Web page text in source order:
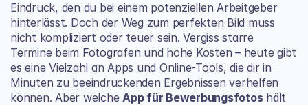
Eindruck, den du bei einem potenziellen Arbeitgeber
hinterlässt. Doch der Weg zum perfekten Bild muss
nicht kompliziert oder teuer sein. Vergiss starre
Termine beim Fotografen und hohe Kosten – heute gibt
es eine Vielzahl an Apps und Online-Tools, die dir in
Minuten zu beeindruckenden Ergebnissen verhelfen
können. Aber welche App für Bewerbungsfotos hält